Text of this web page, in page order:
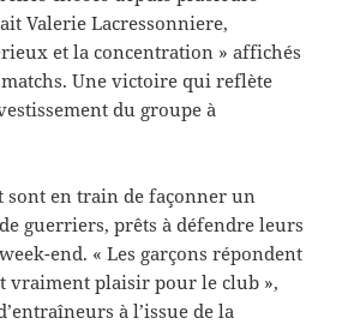
Valerie Lacressonniere,
et la concentration » affichés
Une victoire qui reflète
du groupe à
sont en train de façonner un
guerriers, prêts à défendre leurs
end. « Les garçons répondent
vraiment plaisir pour le club »,
à l’issue de la